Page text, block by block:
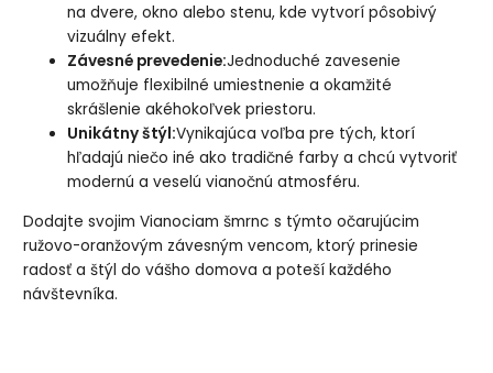
na dvere, okno alebo stenu, kde vytvorí pôsobivý
vizuálny efekt.
Závesné prevedenie:Jednoduché zavesenie
umožňuje flexibilné umiestnenie a okamžité
skrášlenie akéhokoľvek priestoru.
Unikátny štýl:Vynikajúca voľba pre tých, ktorí
hľadajú niečo iné ako tradičné farby a chcú vytvoriť
modernú a veselú vianočnú atmosféru.
Dodajte svojim Vianociam šmrnc s týmto očarujúcim
ružovo-oranžovým závesným vencom, ktorý prinesie
radosť a štýl do vášho domova a poteší každého
návštevníka.